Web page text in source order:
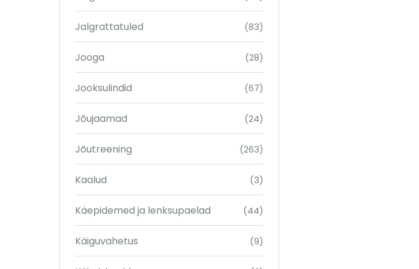
Jalgrattatuled (83)
Jooga (28)
Jooksulindid (67)
Jõujaamad (24)
Jõutreening (263)
Kaalud (3)
Käepidemed ja lenksupaelad (44)
Käiguvahetus (9)